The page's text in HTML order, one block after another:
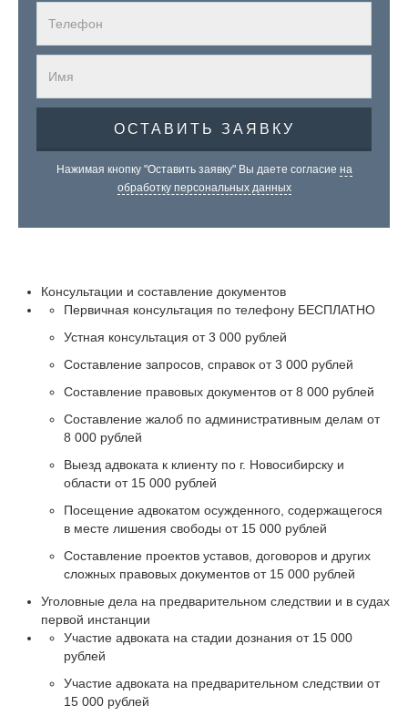
Нажимая кнопку "Оставить заявку" Вы даете согласие на
обработку персональных данных
Консультации и составление документов
Первичная консультация по телефону БЕСПЛАТНО
Устная консультация от 3 000 рублей
Составление запросов, справок от 3 000 рублей
Составление правовых документов от 8 000 рублей
Составление жалоб по административным делам от
8 000 рублей
Выезд адвоката к клиенту по г. Новосибирску и
области от 15 000 рублей
Посещение адвокатом осужденного, содержащегося
в месте лишения свободы от 15 000 рублей
Составление проектов уставов, договоров и других
сложных правовых документов от 15 000 рублей
Уголовные дела на предварительном следствии и в судах
первой инстанции
Участие адвоката на стадии дознания от 15 000
рублей
Участие адвоката на предварительном следствии от
15 000 рублей